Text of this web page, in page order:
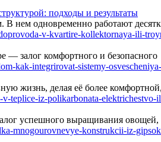
подходы и результаты
нем одновременно работают
— залог комфортного и безопасного
жизнь, делая её более комфортной,
успешного выращивания овощей,